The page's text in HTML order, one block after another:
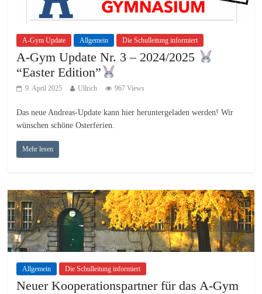
A-Gym Update Allgemein Die Schulleitung informiert
A-Gym Update Nr. 3 – 2024/2025
“Easter Edition”
9. April 2025 Ullrich 967 Views
Das neue Andreas-Update kann hier heruntergeladen werden! Wir
wünschen schöne Osterferien.
Mehr lesen
Allgemein Die Schulleitung informiert
Neuer Kooperationspartner für das A-Gym